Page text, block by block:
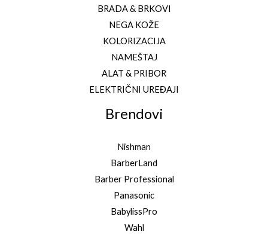
BRADA & BRKOVI
NEGA KOŽE
KOLORIZACIJA
NAMEŠTAJ
ALAT & PRIBOR
ELEKTRIČNI UREĐAJI
Brendovi
Nishman
BarberLand
Barber Professional
Panasonic
BabylissPro
Wahl